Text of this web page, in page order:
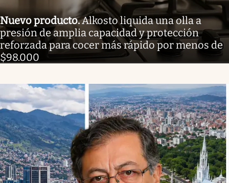
Nuevo producto.Alkosto liquida una olla a
presión de amplia capacidad y protección
reforzada para cocer más rápido por menos de
$98.000